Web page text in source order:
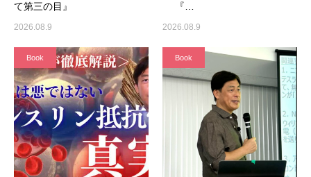
て第三の目』
2026.08.9
『…
2026.08.9
Book Book